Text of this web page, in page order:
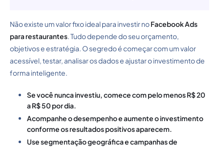
Não existe um valor fixo ideal para investir noFacebook Ads
para restaurantes . Tudo depende do seu orçamento,
objetivos e estratégia. O segredo é começar com um valor
acessível, testar, analisar os dados e ajustar o investimento de
forma inteligente.
Se você nunca investiu, comece com pelo menos R$ 20
a R$ 50 por dia.
Acompanhe o desempenho e aumente o investimento
conforme os resultados positivos aparecem.
Use segmentação geográfica e campanhas de